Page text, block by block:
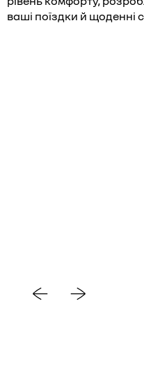
ваші поїздки й щоденні